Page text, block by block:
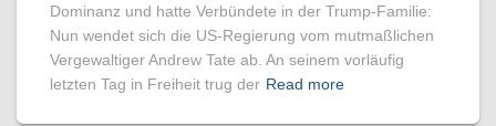
Dominanz und hatte Verbündete in der Trump-Familie:
Nun wendet sich die US-Regierung vom mutmaßlichen
Vergewaltiger Andrew Tate ab. An seinem vorläufig
letzten Tag in Freiheit trug der Read more